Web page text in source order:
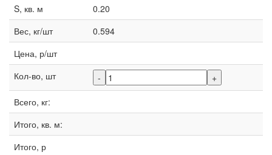
S, кв. м
0.20
Вес, кг/шт
0.594
Цена, р/шт
Кол-во, шт
-
+
Всего, кг:
Итого, кв. м:
Итого, р